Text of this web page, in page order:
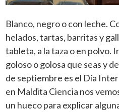
Blanco, negro o con leche.
helados, tartas, barritas y
tableta, a la taza o en polvo.
goloso o golosa que seas y
de septiembre es el Día
en Maldita Ciencia nos
un hueco para explicar